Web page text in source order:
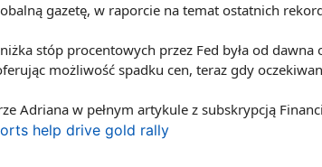
gazetę, w raporcie na temat ostatnich
stóp procentowych przez Fed była od
możliwość spadku cen, teraz gdy
Adriana w pełnym artykule z subskrypcją
help drive gold rally